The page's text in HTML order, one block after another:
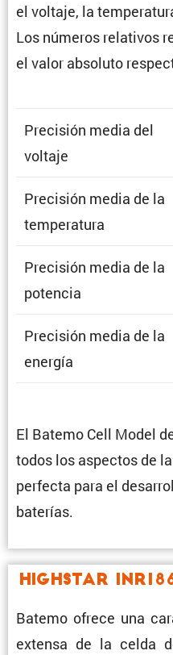
el voltaje, la
Los números relativos
el valor absoluto
Preci­sión media del
voltaje
Preci­sión media de la
temperatura
Preci­sión media de la
potencia
Preci­sión media de la
energía
El Batemo Cell Model
todos los aspectos de
perfecta para el
baterías.
Highstar
Batemo ofrece una
extensa de la celda